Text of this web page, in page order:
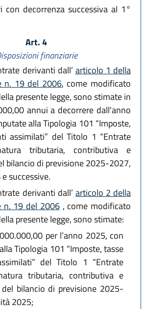
con decorrenza successiva al 1°
Art. 4
finanziarie
derivanti dall’ articolo 1 della
n. 19 del 2006, come modificato
presente legge, sono stimate in
annui a decorrere dall'anno
alla Tipologia 101 “Imposte,
assimilati” del Titolo 1 “Entrate
tributaria, contributiva e
bilancio di previsione 2025-2027,
successive.
derivanti dall’ articolo 2 della
n. 19 del 2006, come modificato
presente legge, sono stimate:
per l’anno 2025, con
Tipologia 101 “Imposte, tasse
del Titolo 1 “Entrate
tributaria, contributiva e
del bilancio di previsione 2025-
2025;